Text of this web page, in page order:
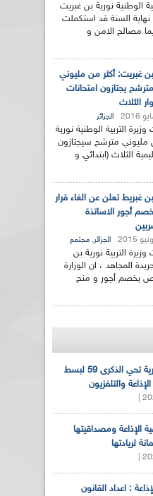
الوطنية نورية بن غبريت
نهاية السنة قد استكملت
مصالح الامن و
بن غبريت: أكثر من مليوني
مترشح يجتازون امتحانات
الثلاث
الجزائر
التربية الوطنية نورية
مليوني مترشح سيجتازون
الثلاث (ابتدائي و
بن غبريط تعلن عن الغاء قرار
خصم أجور الاساتذة
الجزائر, مجتمع
التربية نورية بن
المجاهد ، ان الوزارة
بخصم أجور و منح
الإذاعة الجزائرية تحي الذكرى 59 لبسط
والتلفزيون
الإذاعة ومصداقيتها
لريادتها
: اعداد القانون